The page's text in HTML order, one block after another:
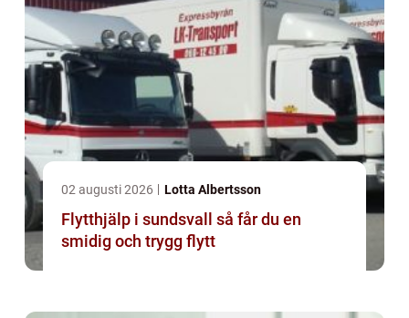
02 augusti 2026 Lotta Albertsson
Flytthjälp i sundsvall så får du en
smidig och trygg flytt